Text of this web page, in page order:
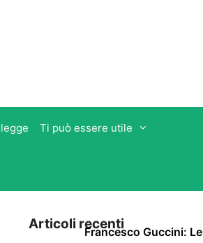
Ti può essere utile
Articoli recentiFrancesco Guccini: Le